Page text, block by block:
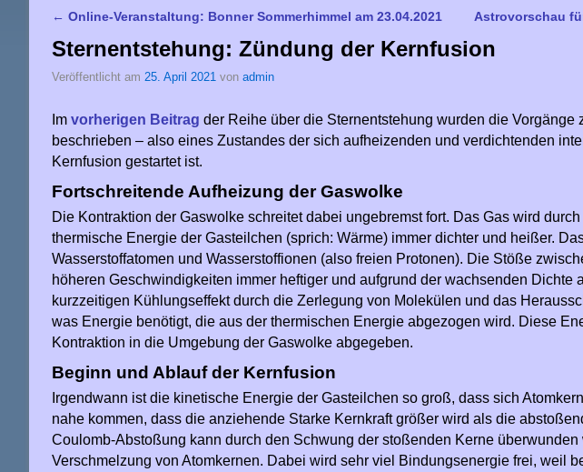
Artikelnavigation
← Online-Veranstaltung: Bonner Sommerhimmel am 23.04.2021 Astrovorschau
Sternentstehung: Zündung der Kernfusion
Veröffentlicht am 25. April 2021 von admin
Im vorherigen Beitrag der Reihe über die Sternentstehung wurden die Vorgänge
beschrieben – also eines Zustandes der sich aufheizenden und verdichtenden
Kernfusion gestartet ist.
Fortschreitende Aufheizung der Gaswolke
Die Kontraktion der Gaswolke schreitet dabei ungebremst fort. Das Gas wird
thermische Energie der Gasteilchen (sprich: Wärme) immer dichter und heißer.
Wasserstoffatomen und Wasserstoffionen (also freien Protonen). Die Stöße
höheren Geschwindigkeiten immer heftiger und aufgrund der wachsenden Dichte
kurzzeitigen Kühlungseffekt durch die Zerlegung von Molekülen und das
was Energie benötigt, die aus der thermischen Energie abgezogen wird. Diese
Kontraktion in die Umgebung der Gaswolke abgegeben.
Beginn und Ablauf der Kernfusion
Irgendwann ist die kinetische Energie der Gasteilchen so groß, dass sich
nahe kommen, dass die anziehende Starke Kernkraft größer wird als die
Coulomb-Abstoßung kann durch den Schwung der stoßenden Kerne
Verschmelzung von Atomkernen. Dabei wird sehr viel Bindungsenergie frei, weil